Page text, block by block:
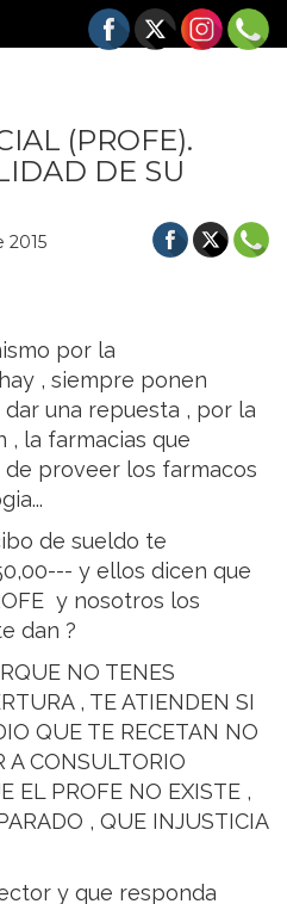
(PROFE).
DE SU
2015
por la
, siempre ponen
una repuesta , por la
, la farmacias que
proveer los farmacos
de sueldo te
y ellos dicen que
y nosotros los
dan ?
NO TENES
, TE ATIENDEN SI
QUE TE RECETAN NO
A CONSULTORIO
EL PROFE NO EXISTE ,
, QUE INJUSTICIA
y que responda